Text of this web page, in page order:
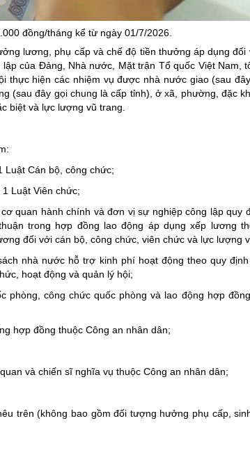
Giảm nghèo bền vững
Đưa nghị quyết của
Bầu cử đại biểu
Đại hội Đảng các cấp
Phóng sự ảnh
Chuyên mục khác
đồng/tháng kể từ ngày 01/7/2026.
lương, phụ cấp và chế độ tiền thưởng áp dụng
của Đảng, Nhà nước, Mặt trận Tổ quốc Việt Nam,
thực hiện các nhiệm vụ được nhà nước giao (sau
(sau đây gọi chung là cấp tỉnh), ở xã, phường, đặc
biệt và lực lượng vũ trang.
Luật Cán bộ, công chức;
Luật Viên chức;
quan hành chính và đơn vị sự nghiệp công lập quy
trong hợp đồng lao động áp dụng xếp lương
đối với cán bộ, công chức, viên chức và lực lượng
nhà nước hỗ trợ kinh phí hoạt động theo quy
hoạt động và quản lý hội;
phòng, công chức quốc phòng và lao động hợp
hợp đồng thuộc Công an nhân dân;
và chiến sĩ nghĩa vụ thuộc Công an nhân dân;
trên (không bao gồm đối tượng hưởng phụ cấp,